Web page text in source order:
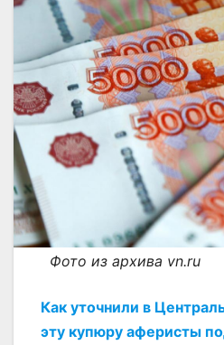
Фото из архива vn.ru
Как уточнили в
эту купюру аферисты